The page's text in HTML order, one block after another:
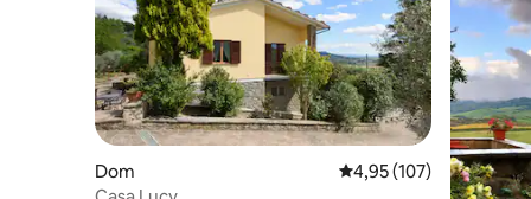
Dom Średnia ocena: 4,95 na
4,95 (107)